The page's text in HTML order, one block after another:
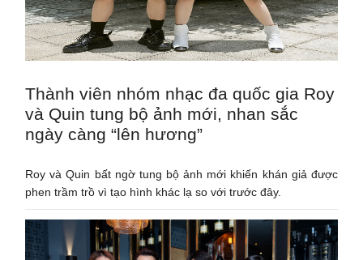
Thành viên nhóm nhạc đa quốc gia Roy
và Quin tung bộ ảnh mới, nhan sắc
ngày càng “lên hương”
Roy và Quin bất ngờ tung bộ ảnh mới khiến khán giả được
phen trầm trồ vì tạo hình khác lạ so với trước đây.